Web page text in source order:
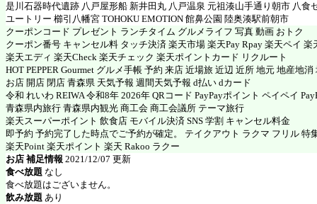
是川石器時代遺跡 八戸屋形船 新井田丸 八戸温泉 元祖湊山手通り朝市 八食
ユートリー 櫛引八幡宮 TOHOKU EMOTION 館鼻公園 陸奥湊駅前朝市
クーポンコード プレゼント ランチタイム グルメライフ 写真 動画 おトク
クーポン番号 キャンセル料 タッチ決済 楽天市場 楽天Pay Rpay 楽天ペイ 楽
楽天エディ 楽天Check 楽天チェック 楽天ポイントカード リクルート
HOT PEPPER Gourmet グルメ手帳 予約 来店 近場旅 近辺 近所 地元 地産地
お店 開店 閉店 青森県 天気予報 週間天気予報 d払い dカード
令和 れいわ REIWA 令和8年 2026年 QRコード PayPayポイント ペイペイ
青森県内旅行 青森県内観光 商工会 商工会議所 テーマ旅行
楽天スーパーポイント 飲食店 モバイル決済 SNS 学割 キャンセル料金
即予約 予約完了した時点でご予約が確定。 テイクアウト ラクマ フリル 特
楽天Point 楽天ポイント 楽天 Rakoo ラクー
お店 補足情報 2021/12/07 更新
食べ放題 なし
食べ放題はございません。
飲み放題 あり